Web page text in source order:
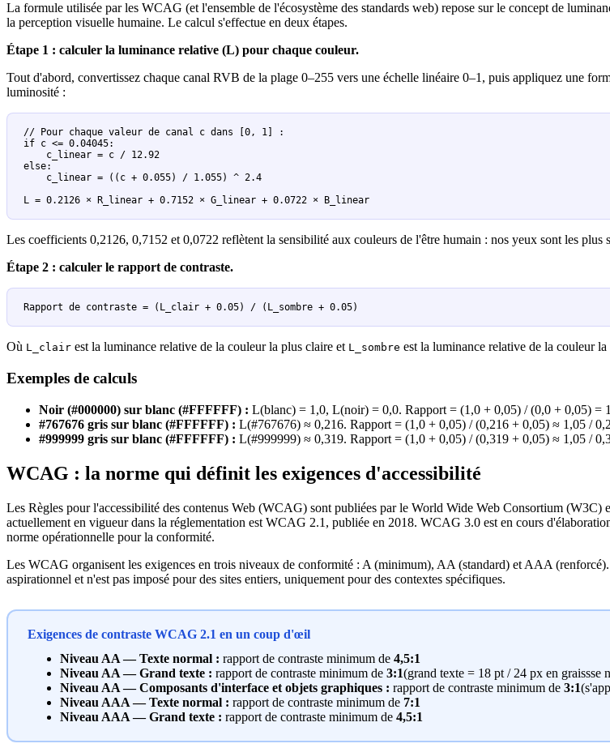
La formule utilisée par les WCAG (et l'ensemble de l'écosystème des standards web) repose sur le concept de
la perception visuelle humaine. Le calcul s'effectue en deux étapes.
Étape 1 : calculer la luminance relative (L) pour chaque couleur.
Tout d'abord, convertissez chaque canal RVB de la plage 0–255 vers une échelle linéaire 0–1, puis appliquez une
luminosité :
// Pour chaque valeur de canal c dans [0, 1] :
if c <= 0.04045:
    c_linear = c / 12.92
else:
    c_linear = ((c + 0.055) / 1.055) ^ 2.4
L = 0.2126 × R_linear + 0.7152 × G_linear + 0.0722 × B_linear
Les coefficients 0,2126, 0,7152 et 0,0722 reflètent la sensibilité aux couleurs de l'être humain : nos yeux sont les plus
Étape 2 : calculer le rapport de contraste.
Rapport de contraste = (L_clair + 0.05) / (L_sombre + 0.05)
Où L_clair est la luminance relative de la couleur la plus claire et L_sombre est la luminance relative de la couleur la
Exemples de calculs
Noir (#000000) sur blanc (#FFFFFF) : L(blanc) = 1,0, L(noir) = 0,0. Rapport = (1,0 + 0,05) / (0,0 + 0,05) =
#767676 gris sur blanc (#FFFFFF) : L(#767676) ≈ 0,216. Rapport = (1,0 + 0,05) / (0,216 + 0,05) ≈ 1,05 /
#999999 gris sur blanc (#FFFFFF) : L(#999999) ≈ 0,319. Rapport = (1,0 + 0,05) / (0,319 + 0,05) ≈ 1,05 /
WCAG : la norme qui définit les exigences d'accessibilité
Les Règles pour l'accessibilité des contenus Web (WCAG) sont publiées par le World Wide Web Consortium
actuellement en vigueur dans la réglementation est WCAG 2.1, publiée en 2018. WCAG 3.0 est en cours
norme opérationnelle pour la conformité.
Les WCAG organisent les exigences en trois niveaux de conformité : A (minimum), AA (standard) et AAA
aspirationnel et n'est pas imposé pour des sites entiers, uniquement pour des contextes spécifiques.
Exigences de contraste WCAG 2.1 en un coup d'œil
Niveau AA — Texte normal : rapport de contraste minimum de 4,5:1
Niveau AA — Grand texte : rapport de contraste minimum de 3:1(grand texte = 18 pt / 24 px en graissse
Niveau AA — Composants d'interface et objets graphiques : rapport de contraste minimum de 3:1
Niveau AAA — Texte normal : rapport de contraste minimum de 7:1
Niveau AAA — Grand texte : rapport de contraste minimum de 4,5:1